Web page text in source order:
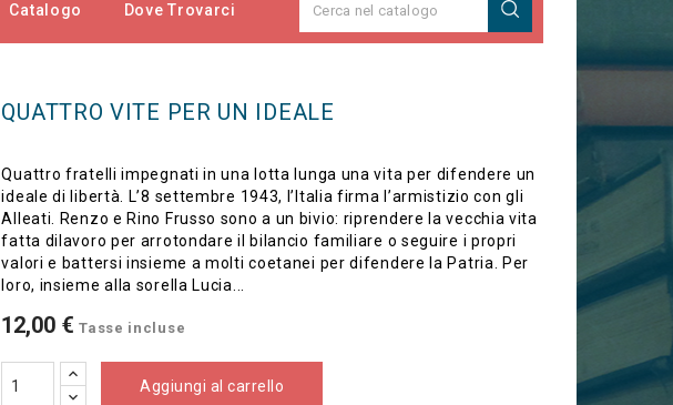
Catalogo Dove Trovarci
QUATTRO VITE PER UN IDEALE
Quattro fratelli impegnati in una lotta lunga una vita per difendere un
ideale di libertà. L’8 settembre 1943, l’Italia firma l’armistizio con gli
Alleati. Renzo e Rino Frusso sono a un bivio: riprendere la vecchia vita
fatta dilavoro per arrotondare il bilancio familiare o seguire i propri
valori e battersi insieme a molti coetanei per difendere la Patria. Per
loro, insieme alla sorella Lucia...
12,00 € Tasse incluse
Aggiungi al carrello